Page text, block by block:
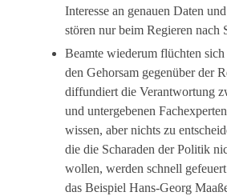
Interesse an genauen Daten
stören nur beim Regieren nach
Beamte wiederum flüchten
den Gehorsam gegenüber der
diffundiert die Verantwortung
und untergebenen
wissen, aber nichts zu
die die Scharaden der Politik
wollen, werden schnell
das Beispiel Hans-Georg